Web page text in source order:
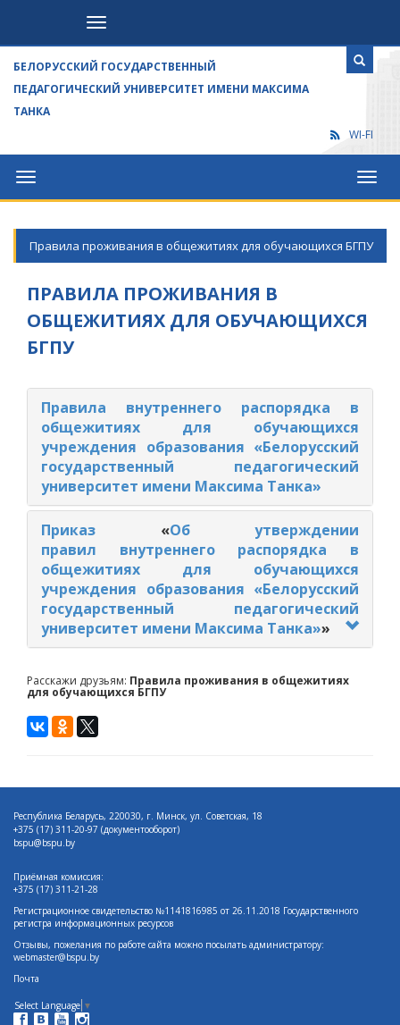
Посетителям
БЕЛОРУССКИЙ ГОСУДАРСТВЕННЫЙ
ПЕДАГОГИЧЕСКИЙ УНИВЕРСИТЕТ ИМЕНИ МАКСИМА
ТАНКА
WI-FI
Университет
Правила проживания в общежитиях для обучающихся БГПУ
ПРАВИЛА ПРОЖИВАНИЯ В
ОБЩЕЖИТИЯХ ДЛЯ ОБУЧАЮЩИХСЯ
БГПУ
Правила внутреннего распорядка в
общежитиях для обучающихся
учреждения образования «Белорусский
государственный педагогический
университет имени Максима Танка»
Приказ «Об утверждении
правил внутреннего распорядка в
общежитиях для обучающихся
учреждения образования «Белорусский
государственный педагогический
университет имени Максима Танка»»
Расскажи друзьям: Правила проживания в общежитиях
для обучающихся БГПУ
Республика Беларусь, 220030, г. Минск, ул. Советская, 18
+375 (17) 311-20-97 (документооборот)
bspu@bspu.by
Приёмная комиссия:
+375 (17) 311-21-28
Регистрационное свидетельство №1141816985 от 26.11.2018 Государственного
регистра информационных ресурсов
Отзывы, пожелания по работе сайта можно посылать администратору:
webmaster@bspu.by
Почта
Select Language ▼